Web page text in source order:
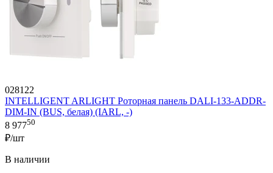
028122
INTELLIGENT ARLIGHT Роторная панель DALI-133-ADDR-
DIM-IN (BUS, белая) (IARL, -)
8 97750
₽/шт
В наличии